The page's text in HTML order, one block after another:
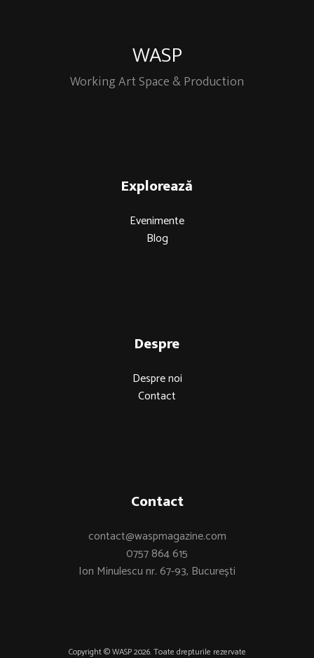
WASP
Working Art Space & Production
Explorează
Evenimente
Blog
Despre
Despre noi
Contact
Contact
contact@waspmagazine.com
0757 864 615
Ion Minulescu nr. 67-93, București
Copyright © WASP 2026. Toate drepturile rezervate